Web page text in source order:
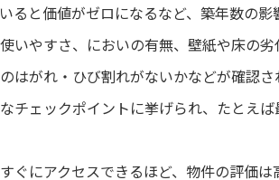
ると価値がゼロになるなど、築年数の影
いやすさ、においの有無、壁紙や床の劣
はがれ・ひび割れがないかなどが確認さ
チェックポイントに挙げられ、たとえ
ぐにアクセスできるほど、物件の評価は